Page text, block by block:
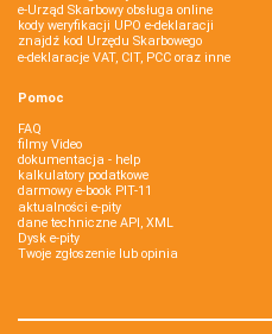
e-Urząd Skarbowy obsługa online
kody weryfikacji UPO e-deklaracji
znajdź kod Urzędu Skarbowego
e-deklaracje VAT, CIT, PCC oraz inne
Pomoc
FAQ
filmy Video
dokumentacja - help
kalkulatory podatkowe
darmowy e-book PIT-11
aktualności e-pity
dane techniczne API, XML
Dysk e-pity
Twoje zgłoszenie lub opinia